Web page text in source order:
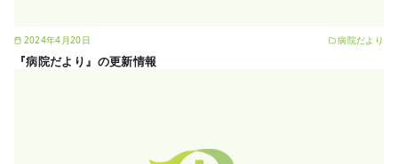
2024年4月20日 病院だより
『病院だより』の更新情報